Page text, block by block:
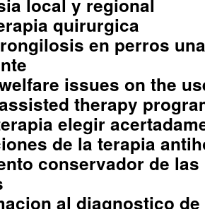
local y regional
quirurgica
en perros
issues on the
therapy
elegir
de la terapia
conservador de
al diagnostico